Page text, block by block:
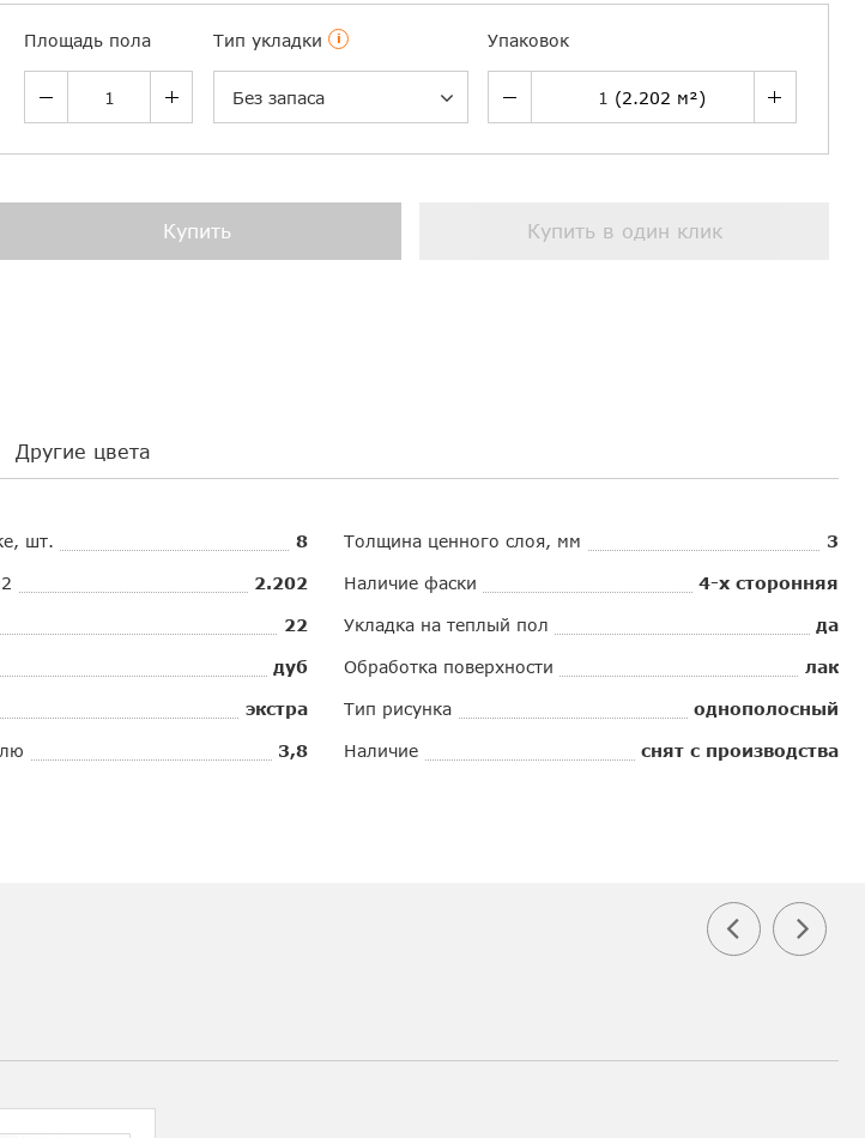
Площадь пола Тип укладки i
Без запаса
Упаковок
Купить Купить в один клик
Другие цвета
шт. 8
2.202
22
дуб
экстра
3,8
Толщина ценного слоя, мм 3
Наличие фаски 4-х сторонняя
Укладка на теплый пол да
Обработка поверхности лак
Тип рисунка однополосный
Наличие снят с производства